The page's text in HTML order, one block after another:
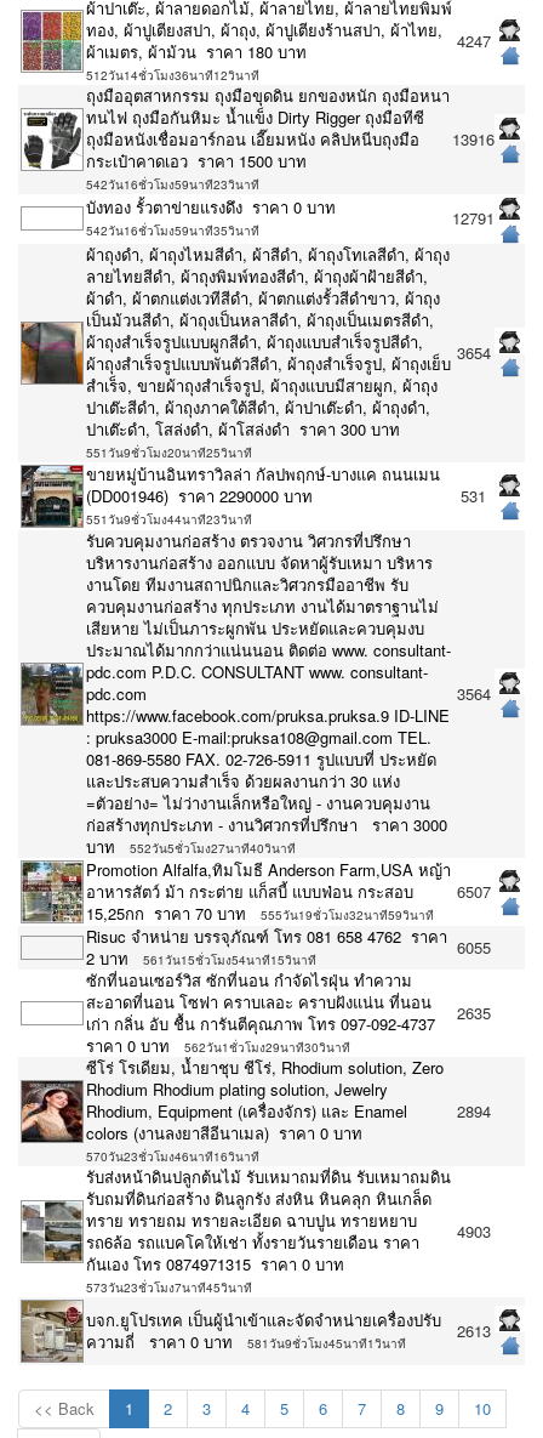
ผ้าปาเต๊ะ, ผ้าลายดอกไม้, ผ้าลายไทย, ผ้าลายไทยพิมพ์
ทอง, ผ้าปูเตียงสปา, ผ้าถุง, ผ้าปูเตียงร้านสปา, ผ้าไทย,
ผ้าเมตร, ผ้าม้วน ราคา 180 บาท
512วัน14ชั่วโมง36นาที12วินาที
4247
ถุงมืออุตสาหกรรม ถุงมือขุดดิน ยกของหนัก ถุงมือหนา
ทนไฟ ถุงมือกันหิมะ น้ำเเข็ง Dirty Rigger ถุงมือทีซี
ถุงมือหนังเชื่อมอาร์กอน เอี๊ยมหนัง คลิปหนีบถุงมือ
กระเป๋าคาดเอว ราคา 1500 บาท
542วัน16ชั่วโมง59นาที23วินาที
13916
บังทอง รั้วตาข่ายแรงดึง ราคา 0 บาท
542วัน16ชั่วโมง59นาที35วินาที
12791
ผ้าถุงดำ, ผ้าถุงไหมสีดำ, ผ้าสีดำ, ผ้าถุงโทเลสีดำ, ผ้าถุง
ลายไทยสีดำ, ผ้าถุงพิมพ์ทองสีดำ, ผ้าถุงผ้าฝ้ายสีดำ,
ผ้าดำ, ผ้าตกแต่งเวทีสีดำ, ผ้าตกแต่งรั้วสีดำขาว, ผ้าถุง
เป็นม้วนสีดำ, ผ้าถุงเป็นหลาสีดำ, ผ้าถุงเป็นเมตรสีดำ,
ผ้าถุงสำเร็จรูปแบบผูกสีดำ, ผ้าถุงแบบสำเร็จรูปสีดำ,
ผ้าถุงสำเร็จรูปแบบพันตัวสีดำ, ผ้าถุงสำเร็จรูป, ผ้าถุงเย็บ
สำเร็จ, ขายผ้าถุงสำเร็จรูป, ผ้าถุงแบบมีสายผูก, ผ้าถุง
ปาเต๊ะสีดำ, ผ้าถุงภาคใต้สีดำ, ผ้าปาเต๊ะดำ, ผ้าถุงดำ,
ปาเต๊ะดำ, โสล่งดำ, ผ้าโสล่งดำ ราคา 300 บาท
551วัน9ชั่วโมง20นาที25วินาที
3654
ขายหมู่บ้านอินทราวิลล่า กัลปพฤกษ์-บางแค ถนนเมน
(DD001946) ราคา 2290000 บาท
551วัน9ชั่วโมง44นาที23วินาที
531
รับควบคุมงานก่อสร้าง ตรวจงาน วิศวกรที่ปรึกษา
บริหารงานก่อสร้าง ออกแบบ จัดหาผู้รับเหมา บริหาร
งานโดย ทีมงานสถาปนิกและวิศวกรมืออาชีพ รับ
ควบคุมงานก่อสร้าง ทุกประเภท งานได้มาตราฐานไม่
เสียหาย ไม่เป็นภาระผูกพัน ประหยัดและควบคุมงบ
ประมาณได้มากกว่าแน่นนอน ติดต่อ www. consultant-
pdc.com P.D.C. CONSULTANT www. consultant-
pdc.com
https://www.facebook.com/pruksa.pruksa.9 ID-LINE
: pruksa3000 E-mail:pruksa108@gmail.com TEL.
081-869-5580 FAX. 02-726-5911 รูปแบบที่ ประหยัด
และประสบความสำเร็จ ด้วยผลงานกว่า 30 แห่ง
=ตัวอย่าง= ไม่ว่างานเล็กหรือใหญ่ - งานควบคุมงาน
ก่อสร้างทุกประเภท - งานวิศวกรที่ปรึกษา ราคา 3000
บาท
552วัน5ชั่วโมง27นาที40วินาที
3564
Promotion Alfalfa,ทิมโมธี Anderson Farm,USA หญ้า
อาหารสัตว์ ม้า กระต่าย แก็สบี้ แบบฟ่อน กระสอบ
15,25กก ราคา 70 บาท
555วัน19ชั่วโมง32นาที59วินาที
6507
Risuc จำหน่าย บรรจุภัณฑ์ โทร 081 658 4762 ราคา
2 บาท
561วัน15ชั่วโมง54นาที15วินาที
6055
ซักที่นอนเซอร์วิส ซักที่นอน กำจัดไรฝุ่น ทำความ
สะอาดที่นอน โซฟา คราบเลอะ คราบฝังแน่น‎ ที่นอน
เก่า กลิ่น อับ ชื้น การันตีคุณภาพ โทร 097-092-4737
ราคา 0 บาท
562วัน1ชั่วโมง29นาที30วินาที
2635
ซีโร่ โรเดียม, น้ำยาชุบ ชีโร่, Rhodium solution, Zero
Rhodium Rhodium plating solution, Jewelry
Rhodium, Equipment (เครื่องจักร) และ Enamel
colors (งานลงยาสีอีนาเมล) ราคา 0 บาท
570วัน23ชั่วโมง46นาที16วินาที
2894
รับส่งหน้าดินปลูกต้นไม้ รับเหมาถมที่ดิน รับเหมาถมดิน
รับถมที่ดินก่อสร้าง ดินลูกรัง ส่งหิน หินคลุก หินเกล็ด
ทราย ทรายถม ทรายละเอียด ฉาบปูน ทรายหยาบ
รถ6ล้อ รถแบคโคให้เช่า ทั้งรายวันรายเดือน ราคา
กันเอง โทร 0874971315 ราคา 0 บาท
573วัน23ชั่วโมง7นาที45วินาที
4903
บจก.ยูโปรเทค เป็นผู้นำเข้าและจัดจำหน่ายเครื่องปรับ
ความถี่ ราคา 0 บาท
581วัน9ชั่วโมง45นาที1วินาที
2613
<< Back 1 2 3 4 5 6 7 8 9
10